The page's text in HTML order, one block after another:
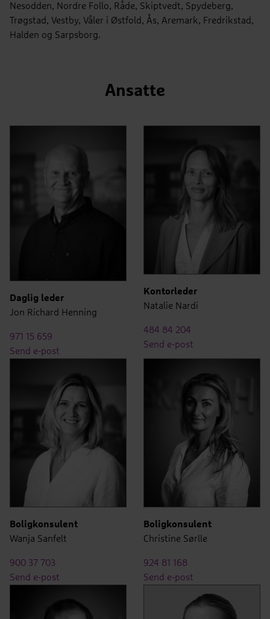
Nesodden, Nordre Follo, Råde, Skiptvedt, Spydeberg,
Trøgstad, Vestby, Våler i Østfold, Ås, Aremark, Fredrikstad,
Halden og Sarpsborg.
Ansatte
Daglig leder
Jon Richard Henning
971 15 659
Send e-post
Kontorleder
Natalie Nardi
484 84 204
Send e-post
Boligkonsulent
Wanja Sanfelt
900 37 703
Send e-post
Boligkonsulent
Christine Sørlle
924 81 168
Send e-post